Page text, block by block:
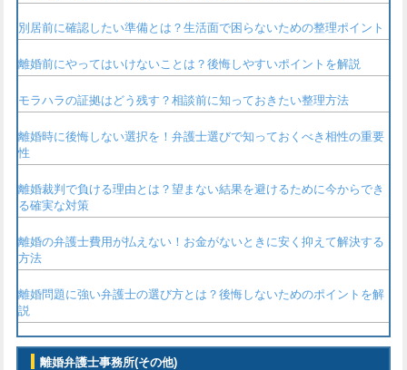
別居前に確認したい準備とは？生活面で困らないための整理ポイント
離婚前にやってはいけないことは？後悔しやすいポイントを解説
モラハラの証拠はどう残す？相談前に知っておきたい整理方法
離婚時に後悔しない選択を！弁護士選びで知っておくべき相性の重要
性
離婚裁判で負ける理由とは？望まない結果を避けるために今からでき
る確実な対策
離婚の弁護士費用が払えない！お金がないときに安く抑えて解決する
方法
離婚問題に強い弁護士の選び方とは？後悔しないためのポイントを解
説
離婚弁護士事務所(その他)